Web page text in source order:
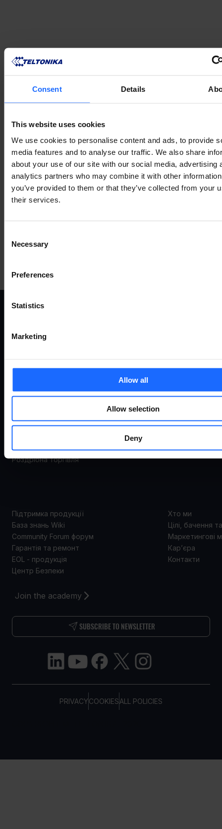
Consent Details
This website uses cookies
We use cookies to personalise content and ads, to provide
media features and to analyse our traffic. We also share
about your use of our site with our social media, advertising
analytics partners who may combine it with other
you’ve provided to them or that they’ve collected from your
their services.
Selection
Necessary
Preferences
Statistics
Marketing
Allow all
Allow selection
Deny
СУМІСНІ ПРОДУКТИ
COMPATIBLE
PRIVACYCOOKIESALL POLICIES
Join the academy
SUBSCRIBE TO NEWSLETTER
ВАРІАНТИ
ВИКОРИСТАННЯ
Варіанти використання
Енергоспоживання та комунальні послуги
Smart city
Підприємство
Роздрібна торгівля
керування
Шлюзи
Точки доступу
Підтримка продукції
База знань Wiki
Community Forum форум
Гарантія та ремонт
EOL - продукція
Центр Безпеки
Хто ми
Цілі, бачення
Маркетингові
Кар’єра
Контакти